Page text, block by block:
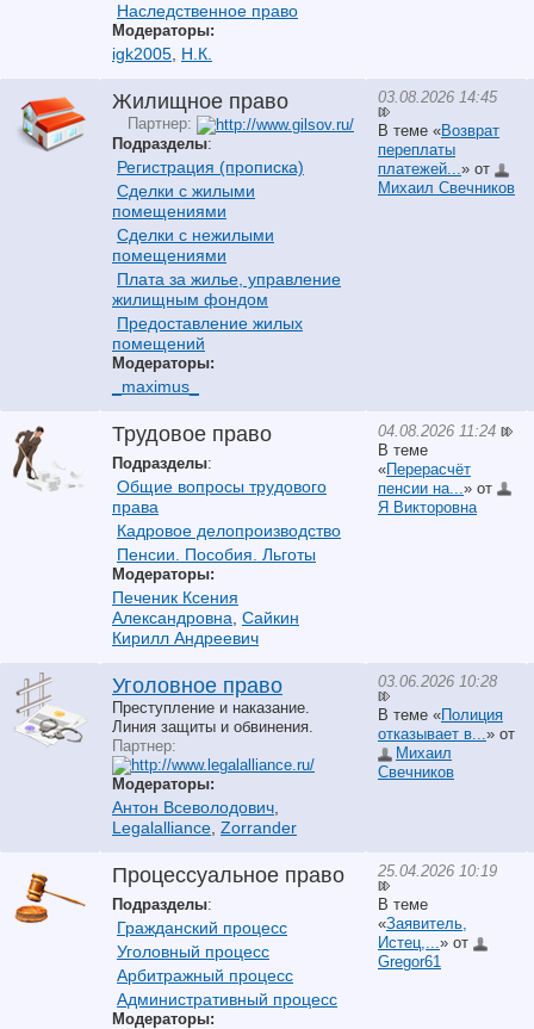
Наследственное право
Модераторы:
igk2005 Н.К.
Жилищное право
Партнер:
Подразделы:
Регистрация (прописка)
Сделки с жилыми
помещениями
Сделки с нежилыми
помещениями
Плата за жилье, управление
жилищным фондом
Предоставление жилых
помещений
Модераторы:
_maximus_
03.08.2026 14:45
В теме «Возврат
переплаты
платежей...» от
Михаил Свечников
Трудовое право
Подразделы:
Общие вопросы трудового
права
Кадровое делопроизводство
Пенсии. Пособия. Льготы
Модераторы:
Печеник Ксения
Александровна Сайкин
Кирилл Андреевич
04.08.2026 11:24
В теме
«Перерасчёт
пенсии на... » от
Я Викторовна
Уголовное право
Преступление и наказание.
Линия защиты и обвинения.
Партнер:
Модераторы:
Антон Всеволодович
Legalalliance Zorrander
03.06.2026 10:28
В теме «Полиция
отказывает в...» от
Михаил
Свечников
Процессуальное право
Подразделы:
Гражданский процесс
Уголовный процесс
Арбитражный процесс
Административный процесс
Модераторы:
25.04.2026 10:19
В теме
«Заявитель,
Истец,...» от
Gregor61